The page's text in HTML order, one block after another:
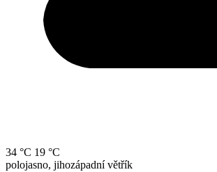
34 °C 19 °C
polojasno, jihozápadní větřík